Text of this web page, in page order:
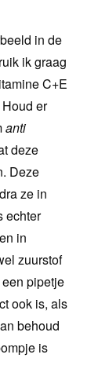
in de
ik graag
C+E
er
anti
deze
Deze
ze in
echter
in
zuurstof
pipetje
ook is, als
behoud
is